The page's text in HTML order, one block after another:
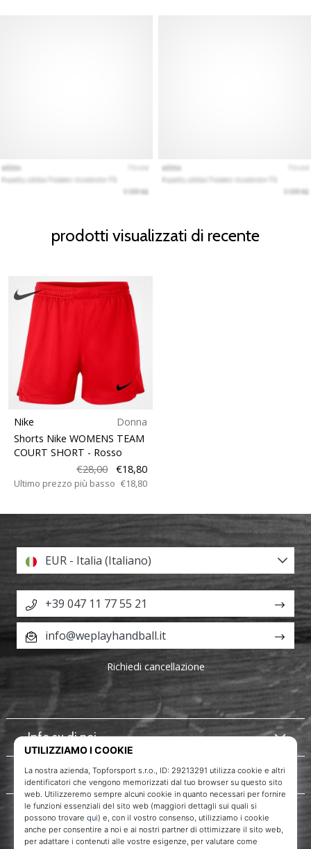
prodotti visualizzati di recente
Nike
Donna
Shorts Nike WOMENS TEAM
COURT SHORT - Rosso
€28,00
€18,80
Ultimo prezzo più basso €18,80
Info su di noi
Servizio clienti
EUR - Italia (Italiano)
+39 047 11 77 55 21
info@weplayhandball.it
Richiedi cancellazione